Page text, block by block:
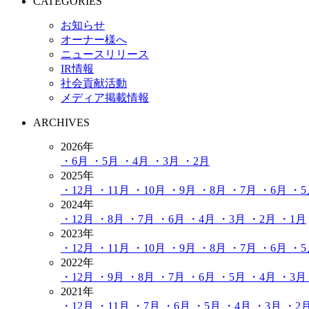
お知らせ
オーナー様へ
ニュースリリース
IR情報
社会貢献活動
メディア掲載情報
ARCHIVES
2026年
・6月
・5月 ・4月 ・3月
・2月
2025年
・12月
・11月 ・10月 ・9月 ・8月 ・7月 ・6月 ・5
2024年
・12月
・8月 ・7月 ・6月 ・4月 ・3月 ・2月
・1月
2023年
・12月
・11月 ・10月 ・9月 ・8月 ・7月 ・6月 ・5
2022年
・12月
・9月 ・8月 ・7月 ・6月 ・5月 ・4月 ・3月
2021年
・12月
・11月 ・7月 ・6月 ・5月 ・4月 ・3月 ・2月